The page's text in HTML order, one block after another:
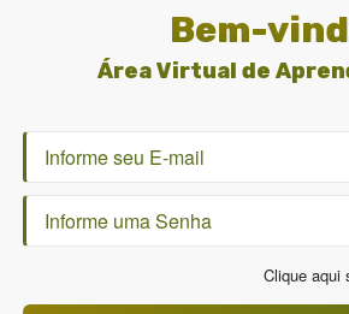
Bem-
Área Virtual de
Clique aqui